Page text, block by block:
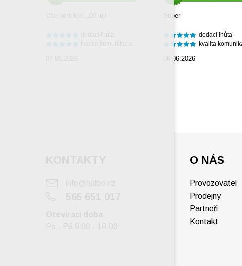
Super
dodací lhůta
kvalita
06.06.2026
O NÁS
Provozovatel
Prodejny
Partneři
Kontakt